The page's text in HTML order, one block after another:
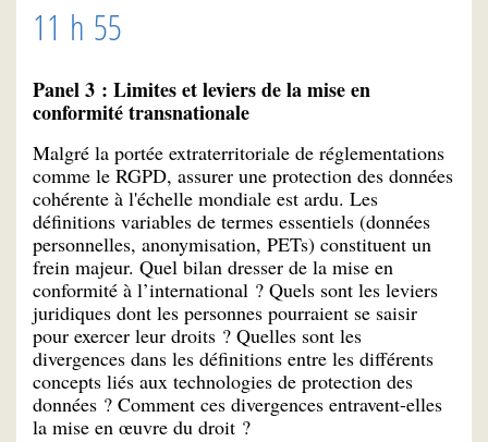
11 h 55
Panel 3 : Limites et leviers de la mise en
conformité transnationale
Malgré la portée extraterritoriale de réglementations
comme le RGPD, assurer une protection des données
cohérente à l'échelle mondiale est ardu. Les
définitions variables de termes essentiels (données
personnelles, anonymisation, PETs) constituent un
frein majeur. Quel bilan dresser de la mise en
conformité à l’international ? Quels sont les leviers
juridiques dont les personnes pourraient se saisir
pour exercer leur droits ? Quelles sont les
divergences dans les définitions entre les différents
concepts liés aux technologies de protection des
données ? Comment ces divergences entravent-elles
la mise en œuvre du droit ?